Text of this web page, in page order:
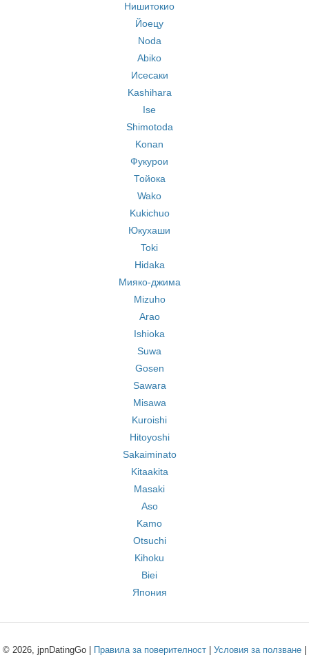
Нишитокио
Йоецу
Noda
Abiko
Исесаки
Kashihara
Ise
Shimotoda
Konan
Фукурои
Тойока
Wako
Kukichuo
Юкухаши
Toki
Hidaka
Мияко-джима
Mizuho
Arao
Ishioka
Suwa
Gosen
Sawara
Misawa
Kuroishi
Hitoyoshi
Sakaiminato
Kitaakita
Masaki
Aso
Kamo
Otsuchi
Kihoku
Biei
Япония
© 2026, jpnDatingGo | Правила за поверителност Условия за ползване